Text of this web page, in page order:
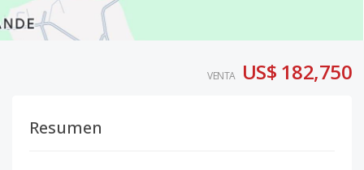
VENTA US$ 182,750
Resumen